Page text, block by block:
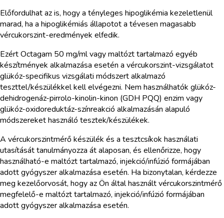
Előfordulhat az is, hogy a tényleges hipoglikémia kezeletlenül
marad, ha a hipoglikémiás állapotot a tévesen magasabb
vércukorszint-eredmények elfedik.
Ezért Octagam 50 mg/ml vagy maltózt tartalmazó egyéb
készítmények alkalmazása esetén a vércukorszint-vizsgálatot
glükóz-specifikus vizsgálati módszert alkalmazó
teszttel/készülékkel kell elvégezni. Nem használhatók glükóz-
dehidrogenáz-pirrolo-kinolin-kinon (GDH PQQ) enzim vagy
glükóz-oxidoreduktáz-színreakció alkalmazásán alapuló
módszereket használó tesztek/készülékek.
A vércukorszintmérő készülék és a tesztcsíkok használati
utasítását tanulmányozza át alaposan, és ellenőrizze, hogy
használható-e maltózt tartalmazó, injekció/infúzió formájában
adott gyógyszer alkalmazása esetén. Ha bizonytalan, kérdezze
meg kezelőorvosát, hogy az Ön által használt vércukorszintmérő
megfelelő-e maltózt tartalmazó, injekció/infúzió formájában
adott gyógyszer alkalmazása esetén.